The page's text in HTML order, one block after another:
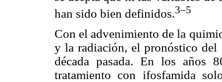
han sido bien definidos.3–5
Con el advenimiento de la
y la radiación, el pronóstico del
década pasada. En los años
tratamiento con ifosfamida